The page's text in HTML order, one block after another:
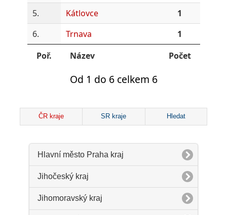
5. Kátlovce
1
6.
Trnava
1
Poř.
Název Počet
Od 1 do 6 celkem 6
ČR kraje SR kraje Hledat
Hlavní město Praha kraj
Jihočeský kraj
Jihomoravský kraj